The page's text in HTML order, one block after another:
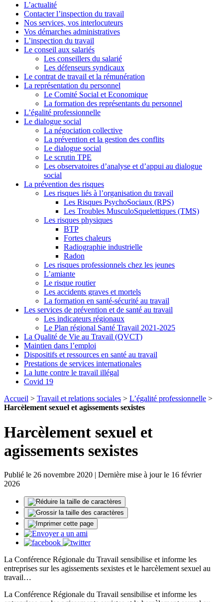
L’actualité
Contacter l’inspection du travail
Nos services, vos interlocuteurs
Vos démarches administratives
L’inspection du travail
Le conseil aux salariés
Les conseillers du salarié
Les défenseurs syndicaux
Le contrat de travail et la rémunération
La représentation du personnel
Le Comité Social et Economique
La formation des représentants du personnel
L’égalité professionnelle
Le dialogue social
La négociation collective
La prévention et la gestion des conflits
Le dialogue social
Le scrutin TPE
Les observatoires d’analyse et d’appui au dialogue
social
La prévention des risques
Les risques liés à l’organisation du travail
Les Risques PsychoSociaux (RPS)
Les Troubles MusculoSquelettiques (TMS)
Les risques physiques
BTP
Fortes chaleurs
Radiographie industrielle
Radon
Les risques professionnels chez les jeunes
L’amiante
Le risque routier
Les accidents graves et mortels
La formation en santé-sécurité au travail
Les services de prévention et de santé au travail
Les indicateurs régionaux
Le Plan régional Santé Travail 2021-2025
La Qualité de Vie au Travail (QVCT)
Maintien dans l’emploi
Dispositifs et ressources en santé au travail
Prestations de services internationales
La lutte contre le travail illégal
Covid 19
Accueil > Travail et relations sociales > L’égalité professionnelle >
Harcèlement sexuel et agissements sexistes
Harcèlement sexuel et
agissements sexistes
Publié le 26 novembre 2020 | Dernière mise à jour le 16 février
2026
La Conférence Régionale du Travail sensibilise et informe les
entreprises sur les agissements sexistes et le harcèlement sexuel au
travail…
La Conférence Régionale du Travail sensibilise et informe les